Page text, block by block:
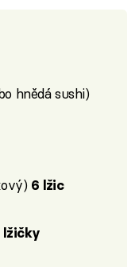
hnědá sushi)
6 lžic
lžičky